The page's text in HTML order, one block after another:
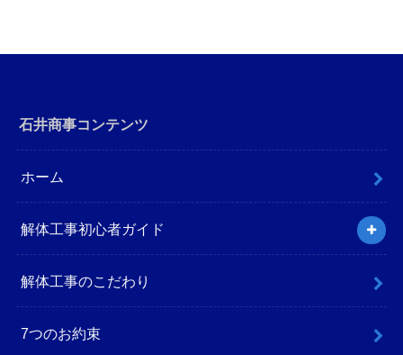
石井商事コンテンツ
ホーム
解体工事初心者ガイド
解体工事のこだわり
7つのお約束